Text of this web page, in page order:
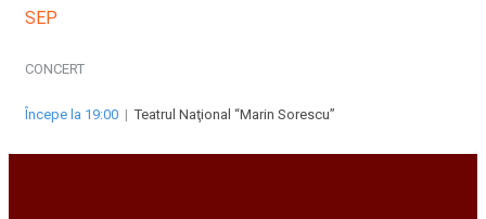
SEP
CONCERT
Începe la 19:00 |Teatrul Naţional “Marin Sorescu”